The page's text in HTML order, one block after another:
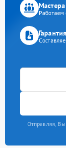
Работаем
Отправляя,